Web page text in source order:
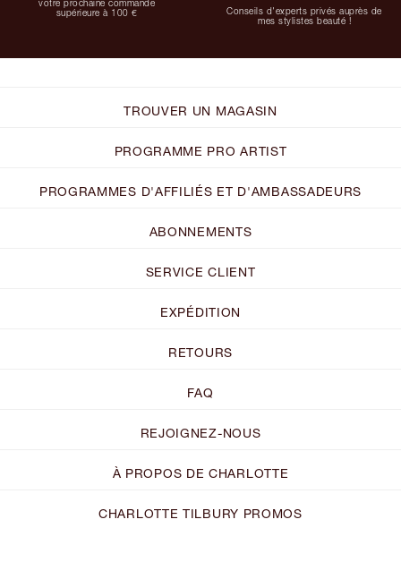
votre prochaine commande
supérieure à 100 €
Conseils d'experts privés auprès de
mes stylistes beauté !
TROUVER UN MAGASIN
PROGRAMME PRO ARTIST
PROGRAMMES D'AFFILIÉS ET D'AMBASSADEURS
ABONNEMENTS
SERVICE CLIENT
EXPÉDITION
RETOURS
FAQ
REJOIGNEZ-NOUS
À PROPOS DE CHARLOTTE
CHARLOTTE TILBURY PROMOS